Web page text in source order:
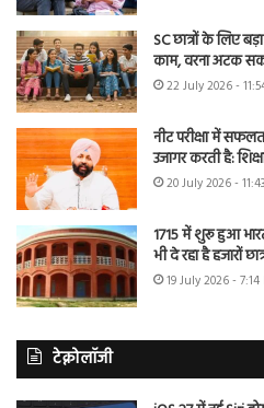
SC छात्रों के लिए
काम, वरना अटक
22 July 2026 -
नीट परीक्षा में
उजागर करती है:
20 July 2026 -
1715 में शुरू हुआ
भी दे रहा है हजारों
19 July 2026 - 7:14
टेक्नोलॉजी